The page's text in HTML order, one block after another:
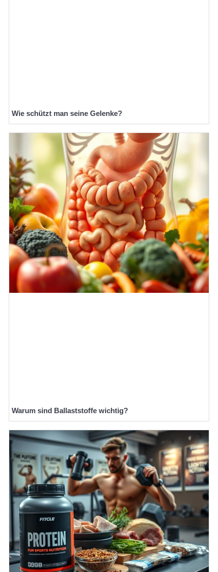
Wie schützt man seine Gelenke?
Warum sind Ballaststoffe wichtig?